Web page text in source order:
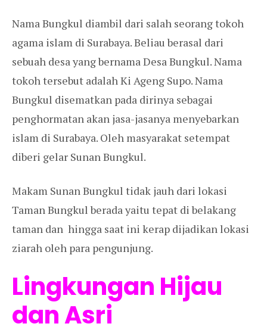
Nama Bungkul diambil dari salah seorang tokoh
agama islam di Surabaya. Beliau berasal dari
sebuah desa yang bernama Desa Bungkul. Nama
tokoh tersebut adalah Ki Ageng Supo. Nama
Bungkul disematkan pada dirinya sebagai
penghormatan akan jasa-jasanya menyebarkan
islam di Surabaya. Oleh masyarakat setempat
diberi gelar Sunan Bungkul.
Makam Sunan Bungkul tidak jauh dari lokasi
Taman Bungkul berada yaitu tepat di belakang
taman dan hingga saat ini kerap dijadikan lokasi
ziarah oleh para pengunjung.
Lingkungan Hijau
dan Asri